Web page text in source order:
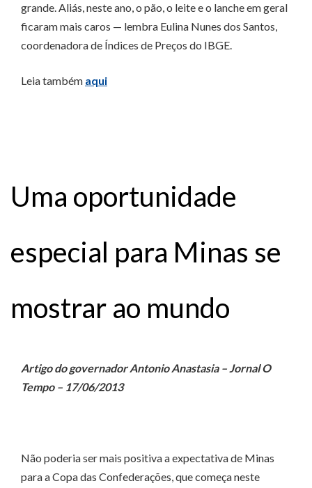
grande. Aliás, neste ano, o pão, o leite e o lanche em geral
ficaram mais caros — lembra Eulina Nunes dos Santos,
coordenadora de Índices de Preços do IBGE.
Leia também aqui
Uma oportunidade
especial para Minas se
mostrar ao mundo
Artigo do governador Antonio Anastasia – Jornal O
Tempo – 17/06/2013
Não poderia ser mais positiva a expectativa de Minas
para a Copa das Confederações, que começa neste